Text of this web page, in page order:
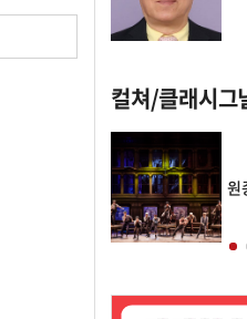
컬쳐/클래시그
원